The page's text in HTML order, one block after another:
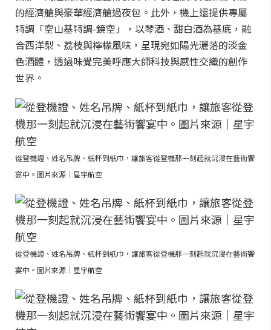
的經濟艙與豪華經濟艙過夜包。此外，機上還提供專屬
特調「空山基特調-鏡空」，以琴酒、甜白酒為基底，融
合西洋梨、荔枝與檸檬風味，呈現宛如陽光灑落的淡金
色酒體，透過味覺完美呼應大師科技與感性交織的創作
世界。
從登機證、姓名吊牌、紙杯到紙巾，讓旅客從登機那一刻起就沉浸在藝術饗
宴中。圖片來源｜星宇航空
從登機證、姓名吊牌、紙杯到紙巾，讓旅客從登機那一刻起就沉浸在藝術饗
宴中。圖片來源｜星宇航空